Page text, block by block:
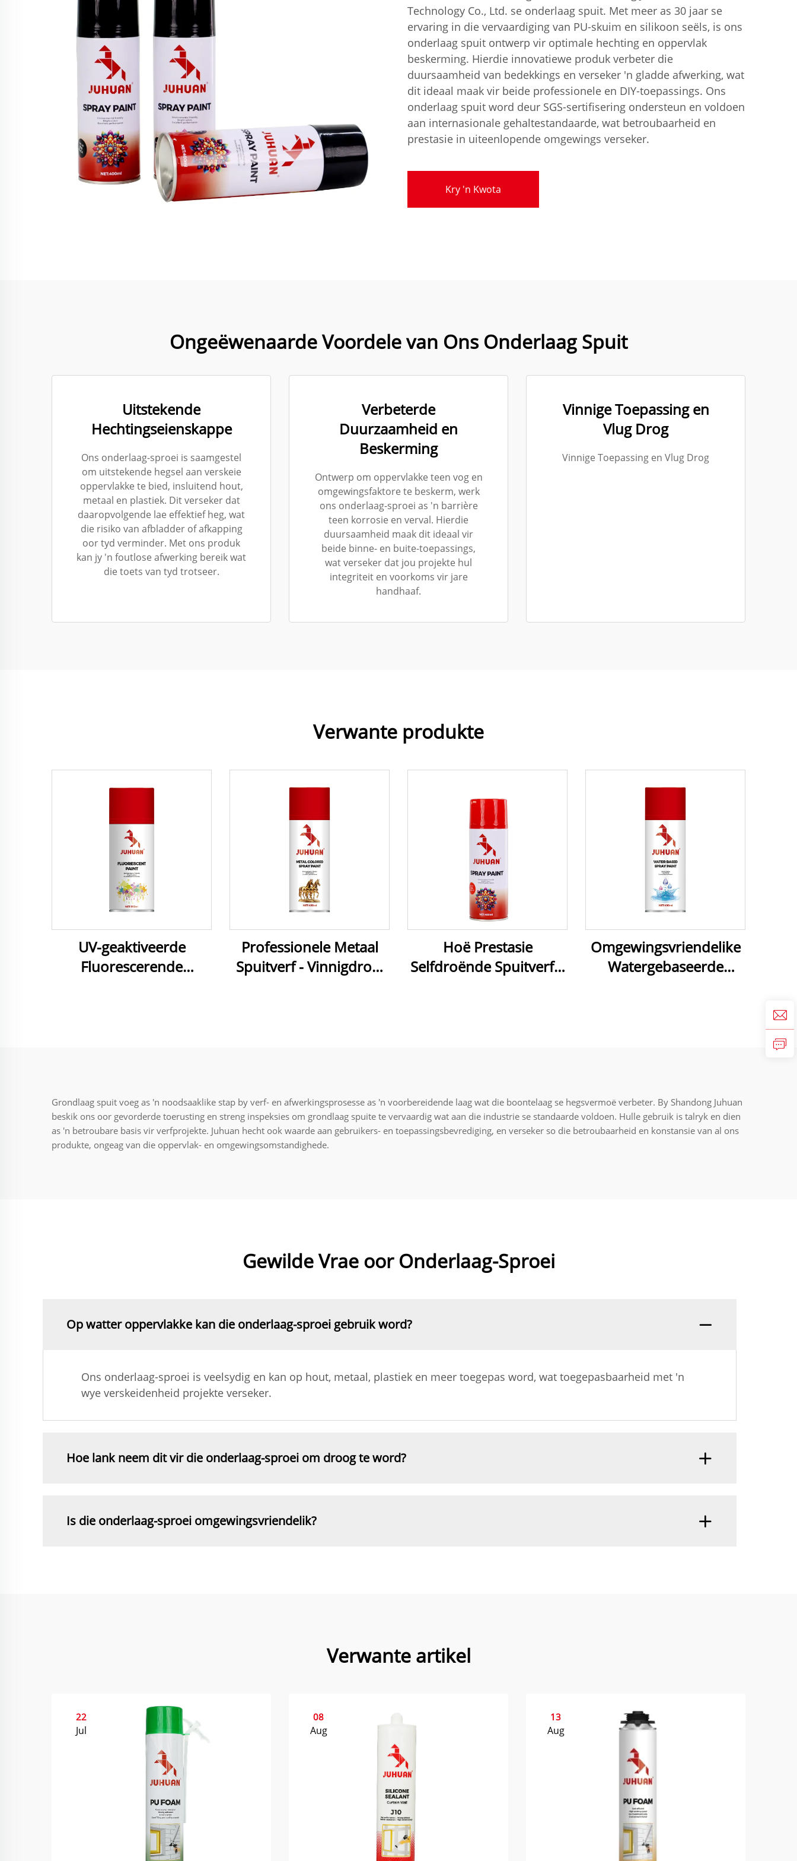
Technology Co., Ltd. se onderlaag spuit. Met meer as 30 jaar se
ervaring in die vervaardiging van PU-skuim en silikoon seëls, is ons
onderlaag spuit ontwerp vir optimale hechting en oppervlak
beskerming. Hierdie innovatiewe produk verbeter die
duursaamheid van bedekkings en verseker 'n gladde afwerking, wat
dit ideaal maak vir beide professionele en DIY-toepassings. Ons
onderlaag spuit word deur SGS-sertifisering ondersteun en voldoen
aan internasionale gehaltestandaarde, wat betroubaarheid en
prestasie in uiteenlopende omgewings verseker.
Kry 'n Kwota
Ongeëwenaarde Voordele van Ons Onderlaag Spuit
Uitstekende
Hechtingseienskappe
Ons onderlaag-sproei is saamgestel
om uitstekende hegsel aan verskeie
oppervlakke te bied, insluitend hout,
metaal en plastiek. Dit verseker dat
daaropvolgende lae effektief heg, wat
die risiko van afbladder of afkapping
oor tyd verminder. Met ons produk
kan jy 'n foutlose afwerking bereik wat
die toets van tyd trotseer.
Verbeterde
Duurzaamheid en
Beskerming
Ontwerp om oppervlakke teen vog en
omgewingsfaktore te beskerm, werk
ons onderlaag-sproei as 'n barrière
teen korrosie en verval. Hierdie
duursaamheid maak dit ideaal vir
beide binne- en buite-toepassings,
wat verseker dat jou projekte hul
integriteit en voorkoms vir jare
handhaaf.
Vinnige Toepassing en
Vlug Drog
Vinnige Toepassing en Vlug Drog
Verwante produkte
UV-geaktiveerde
Fluorescerende
Professionele Metaal
Spuitverf - Vinnigdroë,
Hoë Prestasie
Selfdroënde Spuitverf –
Omgewingsvriendelike
Watergebaseerde
Grondlaag spuit voeg as 'n noodsaaklike stap by verf- en afwerkingsprosesse as 'n voorbereidende laag wat die boontelaag se hegsvermoë verbeter. By Shandong Juhuan
beskik ons oor gevorderde toerusting en streng inspeksies om grondlaag spuite te vervaardig wat aan die industrie se standaarde voldoen. Hulle gebruik is talryk en dien
as 'n betroubare basis vir verfprojekte. Juhuan hecht ook waarde aan gebruikers- en toepassingsbevrediging, en verseker so die betroubaarheid en konstansie van al ons
produkte, ongeag van die oppervlak- en omgewingsomstandighede.
Gewilde Vrae oor Onderlaag-Sproei
Op watter oppervlakke kan die onderlaag-sproei gebruik word?
Ons onderlaag-sproei is veelsydig en kan op hout, metaal, plastiek en meer toegepas word, wat toegepasbaarheid met 'n
wye verskeidenheid projekte verseker.
Hoe lank neem dit vir die onderlaag-sproei om droog te word?
Is die onderlaag-sproei omgewingsvriendelik?
Verwante artikel
22
Jul
08
Aug
13
Aug